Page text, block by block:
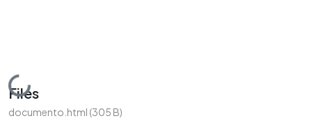
Loading...
Files
documento.html (305 B)